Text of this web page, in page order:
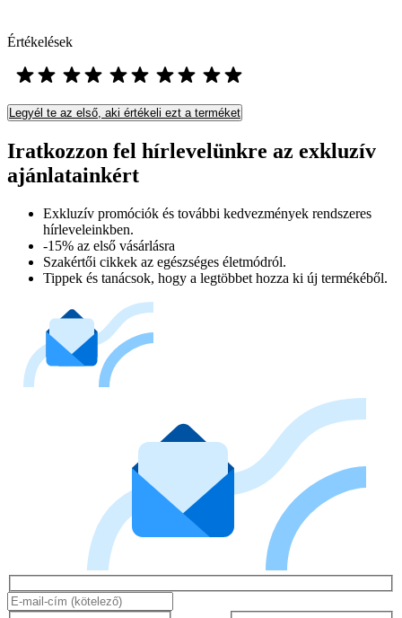
Értékelések
Legyél te az első, aki értékeli ezt a terméket
Iratkozzon fel hírlevelünkre az exkluzív
ajánlatainkért​
Exkluzív promóciók és további kedvezmények rendszeres
hírleveleinkben.
-15% az első vásárlásra
Szakértői cikkek az egészséges életmódról.
Tippek és tanácsok, hogy a legtöbbet hozza ki új termékéből.